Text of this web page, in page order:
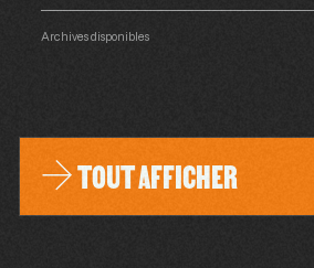
Archives disponibles
TOUT AFFICHER